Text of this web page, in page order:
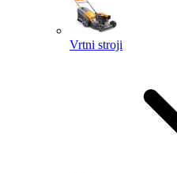
Vrtni stroji